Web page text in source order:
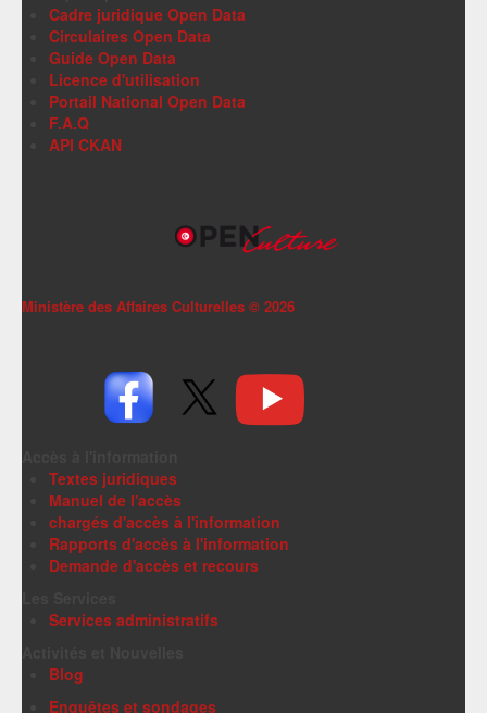
Cadre juridique Open Data
Circulaires Open Data
Guide Open Data
Licence d'utilisation
Portail National Open Data
F.A.Q
API CKAN
Ministère des Affaires Culturelles © 2026
Textes juridiques
Manuel de l'accès
chargés d'accès à l'information
Rapports d'accès à l'information
Demande d'accès et recours
Services administratifs
Blog
Enquêtes et sondages